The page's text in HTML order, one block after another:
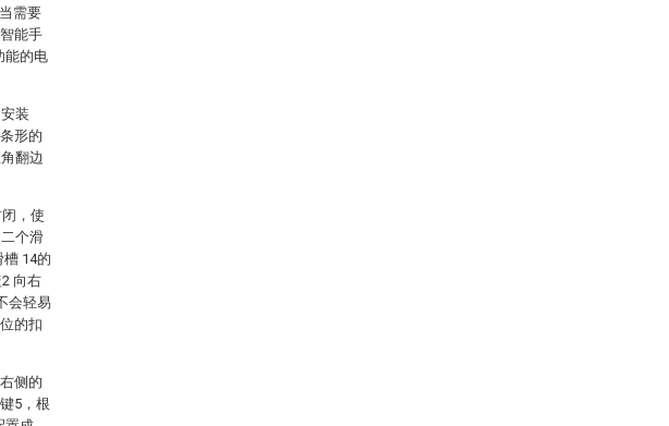
需要
能手
能的电
装
形的
翻边
，使
个滑
14的
向右
会轻易
的扣
侧的
5，根